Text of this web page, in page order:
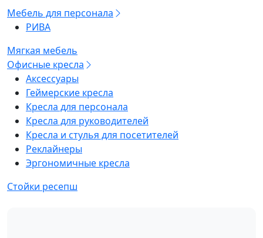
Мебель для персонала
РИВА
Мягкая мебель
Офисные кресла
Аксессуары
Геймерские кресла
Кресла для персонала
Кресла для руководителей
Кресла и стулья для посетителей
Реклайнеры
Эргономичные кресла
Стойки ресепш